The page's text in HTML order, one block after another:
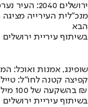
ירושלים 2040: העיר נערכת ל- 1.5 מליון תושבים
מנכ"לית העירייה
הבא
בשיתוף עיריית ירושלים
שופינג, אמנות ואוכל:
קפיצה קטנה לחו"ל:
בהשקעה של 100 מיליון ₪
בשיתוף עיריית ירושלים